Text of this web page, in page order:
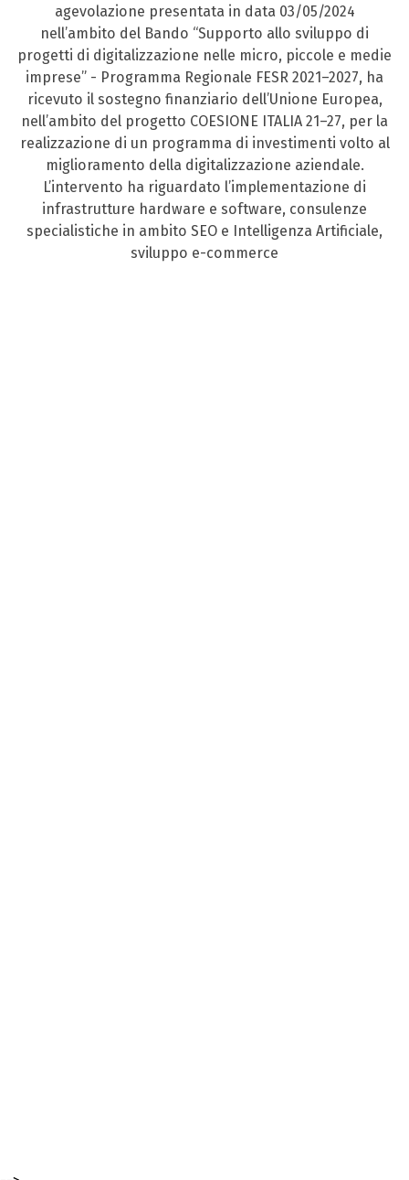
agevolazione presentata in data 03/05/2024
nell’ambito del Bando “Supporto allo sviluppo di
progetti di digitalizzazione nelle micro, piccole e medie
imprese” - Programma Regionale FESR 2021–2027, ha
ricevuto il sostegno finanziario dell’Unione Europea,
nell’ambito del progetto COESIONE ITALIA 21–27, per la
realizzazione di un programma di investimenti volto al
miglioramento della digitalizzazione aziendale.
L’intervento ha riguardato l’implementazione di
infrastrutture hardware e software, consulenze
specialistiche in ambito SEO e Intelligenza Artificiale,
sviluppo e-commerce